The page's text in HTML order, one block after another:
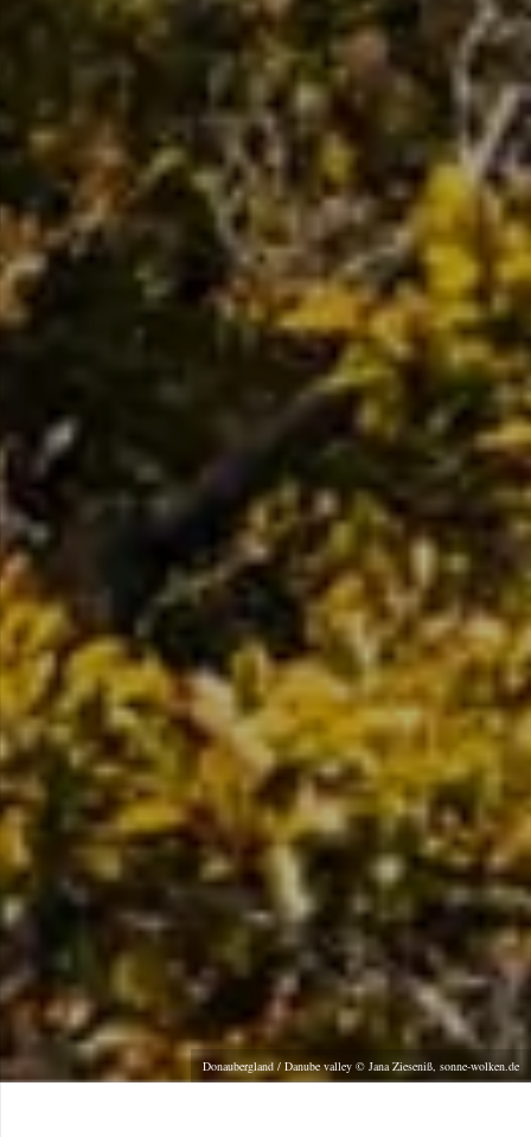
Donaubergland / Danube valley © Jana Zieseniß, sonne-wolken.de